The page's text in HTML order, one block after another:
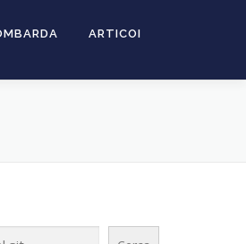
ARTICOI